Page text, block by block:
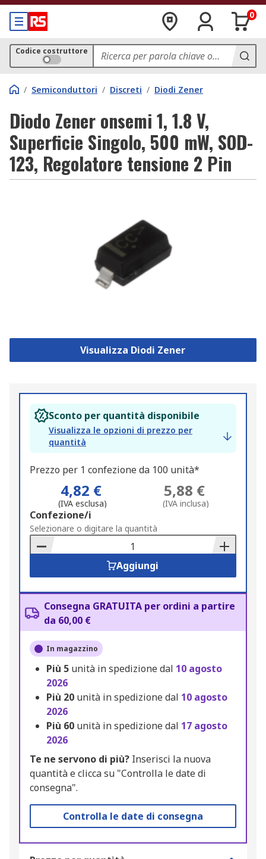
0
Codice costruttore
/ Semiconduttori / Discreti / Diodi Zener
Diodo Zener onsemi 1, 1.8 V,
Superficie Singolo, 500 mW, SOD-
123, Regolatore tensione 2 Pin
Visualizza Diodi Zener
Sconto per quantità disponibile
Visualizza le opzioni di prezzo per
quantità
Prezzo per 1 confezione da 100 unità*
4,82 €
(IVA esclusa)
5,88 €
(IVA inclusa)
Add
to
Basket
Confezione/i
Selezionare o digitare la quantità
Aggiungi
Consegna GRATUITA per ordini a partire
da 60,00 €
In magazzino
Più 5 unità in spedizione dal 10 agosto
2026
Più 20 unità in spedizione dal 10 agosto
2026
Più 60 unità in spedizione dal 17 agosto
2026
Te ne servono di più? Inserisci la nuova
quantità e clicca su "Controlla le date di
consegna".
Controlla le date di consegna